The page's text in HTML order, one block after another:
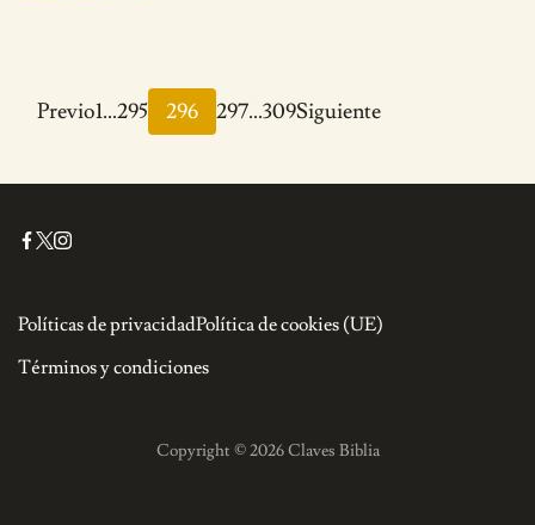
Paginación
de
entradas
PrevioPage
1…Page
295 Page
296 Page
297…Page
309Siguiente
Políticas de privacidadPolítica de cookies (UE)
Términos y condiciones
Copyright © 2026 Claves Biblia